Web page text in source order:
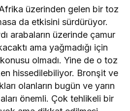
üzerinden gelen bir toz
da etkisini sürdürüyor.
arabaların üzerinde çamur
ama yağmadığı için
olmadı. Yine de o toz
hissedilebiliyor. Bronşit ve
olanların bugün ve yarın
önemli. Çok tehlikeli bir